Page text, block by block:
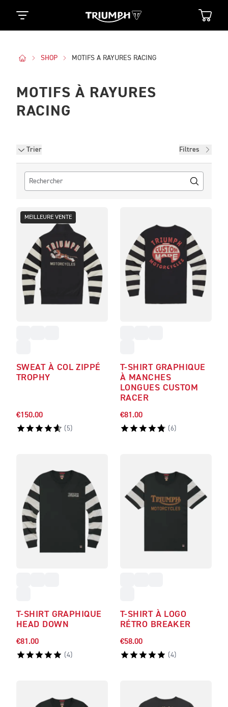
SHOP MOTIFS A RAYURES RACING
MOTIFS À RAYURES
RACING
Trier Filtres
Filtres
MEILLEURE VENTE
SWEAT À COL ZIPPÉ
TROPHY
€150.00
( 5)
T-SHIRT GRAPHIQUE
À MANCHES
LONGUES CUSTOM
RACER
€81.00
(6)
T-SHIRT GRAPHIQUE
HEAD DOWN
€81.00
(4)
T-SHIRT À LOGO
RÉTRO BREAKER
€58.00
(4)